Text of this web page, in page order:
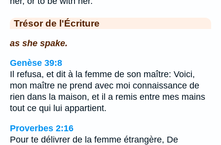
Trésor de l'Écriture
as she spake.
Genèse 39:8
Il refusa, et dit à la femme de son maître: Voici,
mon maître ne prend avec moi connaissance de
rien dans la maison, et il a remis entre mes mains
tout ce qui lui appartient.
Proverbes 2:16
Pour te délivrer de la femme étrangère, De